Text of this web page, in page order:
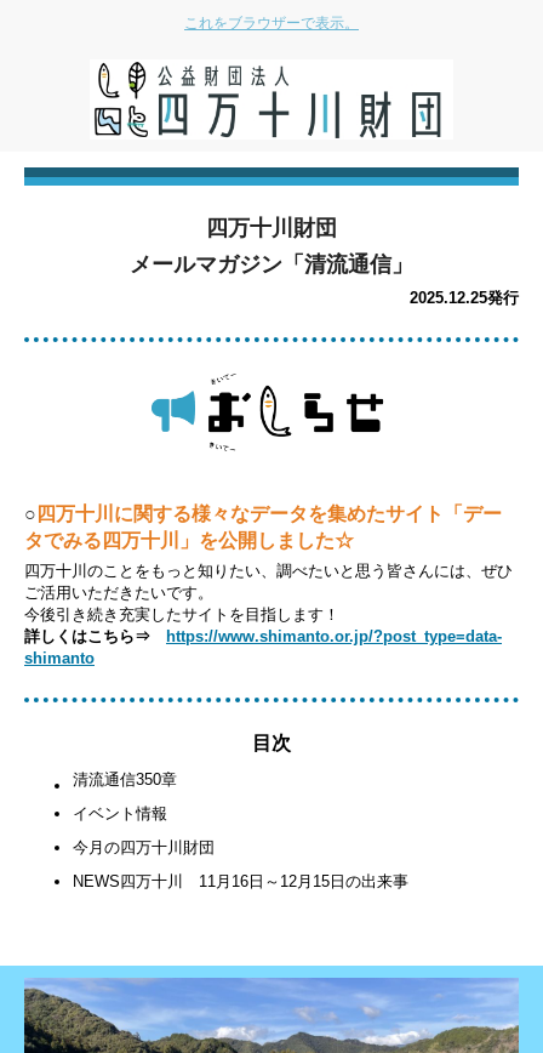
これをブラウザーで表示。
四万十川財団
メールマガジン「清流通信」
2025.12.25発行
○ 四万十川に関する様々なデータを集めたサイト「デー
タでみる四万十川」を公開しました☆
四万十川のことをもっと知りたい、調べたいと思う皆さんには、ぜひ
ご活用いただきたいです。
今後引き続き充実したサイトを目指します！
詳しくはこちら⇒
https://www.shimanto.or.jp/?post_type=data-
shimanto
目次
清流通信350章
イベント情報
今月の四万十川財団
NEWS四万十川 11月16日～12月15日の出来事